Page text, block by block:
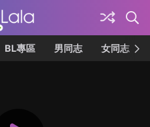
BL專區 男同志 女同志